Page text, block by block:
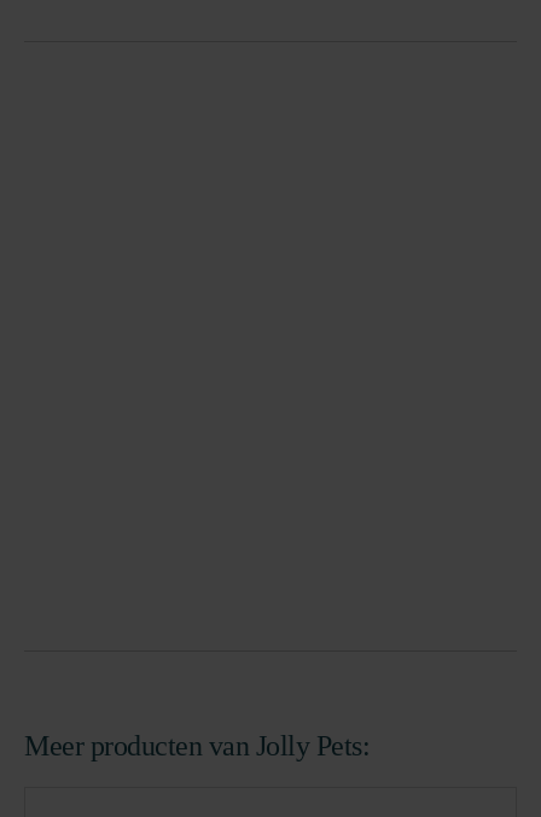
Meer producten van Jolly Pets: